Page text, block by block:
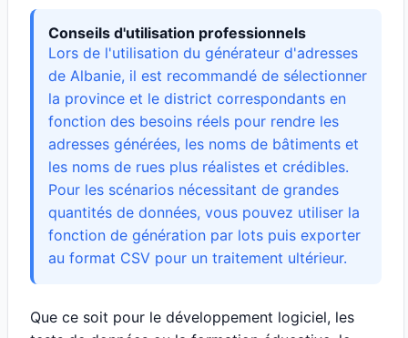
Conseils d'utilisation professionnels
Lors de l'utilisation du générateur d'adresses
de Albanie, il est recommandé de sélectionner
la province et le district correspondants en
fonction des besoins réels pour rendre les
adresses générées, les noms de bâtiments et
les noms de rues plus réalistes et crédibles.
Pour les scénarios nécessitant de grandes
quantités de données, vous pouvez utiliser la
fonction de génération par lots puis exporter
au format CSV pour un traitement ultérieur.
Que ce soit pour le développement logiciel, les